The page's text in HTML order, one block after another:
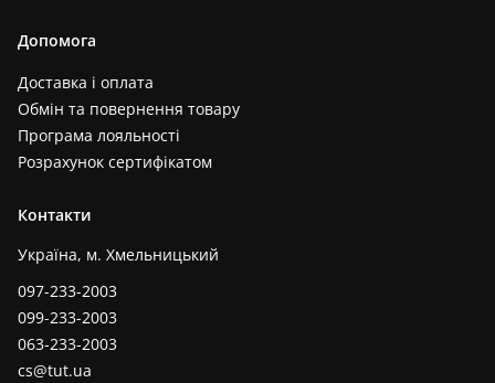
Допомога
Доставка і оплата
Обмін та повернення товару
Програма лояльності
Розрахунок сертифікатом
Контакти
Україна, м. Хмельницький
097-233-2003
099-233-2003
063-233-2003
cs@tut.ua